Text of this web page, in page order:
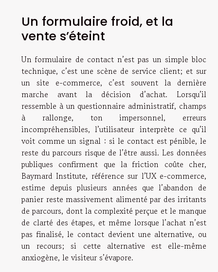
Un formulaire froid, et la
vente s’éteint
Un formulaire de contact n’est pas un simple bloc
technique, c’est une scène de service client; et sur
un site e-commerce, c’est souvent la dernière
marche avant la décision d’achat. Lorsqu’il
ressemble à un questionnaire administratif, champs
à rallonge, ton impersonnel, erreurs
incompréhensibles, l’utilisateur interprète ce qu’il
voit comme un signal : si le contact est pénible, le
reste du parcours risque de l’être aussi. Les données
publiques confirment que la friction coûte cher,
Baymard Institute, référence sur l’UX e-commerce,
estime depuis plusieurs années que l’abandon de
panier reste massivement alimenté par des irritants
de parcours, dont la complexité perçue et le manque
de clarté des étapes, et même lorsque l’achat n’est
pas finalisé, le contact devient une alternative, ou
un recours; si cette alternative est elle-même
anxiogène, le visiteur s’évapore.